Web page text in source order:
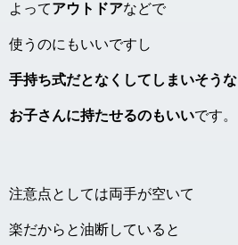
よってアウトドアなどで
使うのにもいいですし
手持ち式だとなくしてしまいそうな
お子さんに持たせるのもいいです。
注意点としては両手が空いて
楽だからと油断していると